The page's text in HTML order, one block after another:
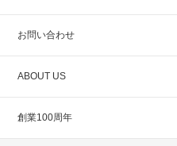
お問い合わせ
ABOUT US
創業100周年